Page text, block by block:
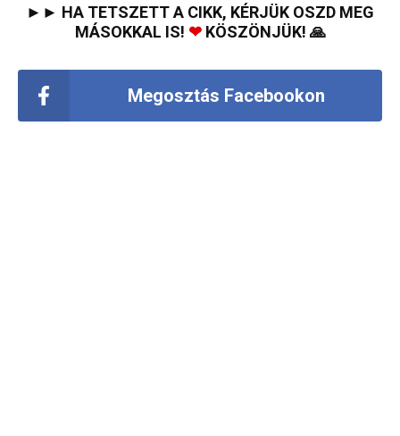
►► HA TETSZETT A CIKK, KÉRJÜK OSZD MEG
MÁSOKKAL IS! ❤KÖSZÖNJÜK! 🙏
Megosztás Facebookon